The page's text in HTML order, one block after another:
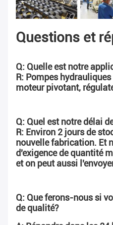
Questions et
Q: Quelle est notre
R: Pompes
moteur pivotant,
Q: Quel est notre délai
R: Environ 2 jours de
nouvelle fabrication. Et
d'exigence de quantité
et on peut aussi
Q: Que ferons-nous si
de qualité?